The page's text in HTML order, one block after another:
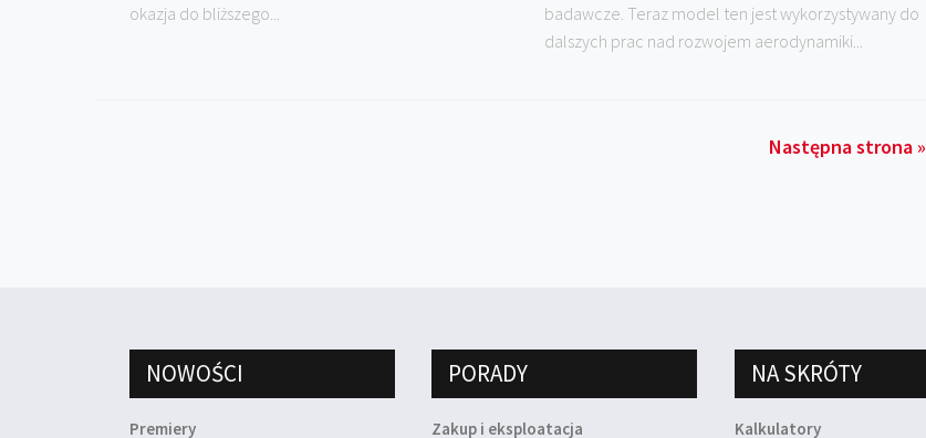
okazja do bliższego...
badawcze. Teraz model ten jest wykorzystywany do
dalszych prac nad rozwojem aerodynamiki...
Następna strona »
NOWOŚCI
Premiery
PORADY
Zakup i eksploatacja
NA SKRÓTY
Kalkulatory